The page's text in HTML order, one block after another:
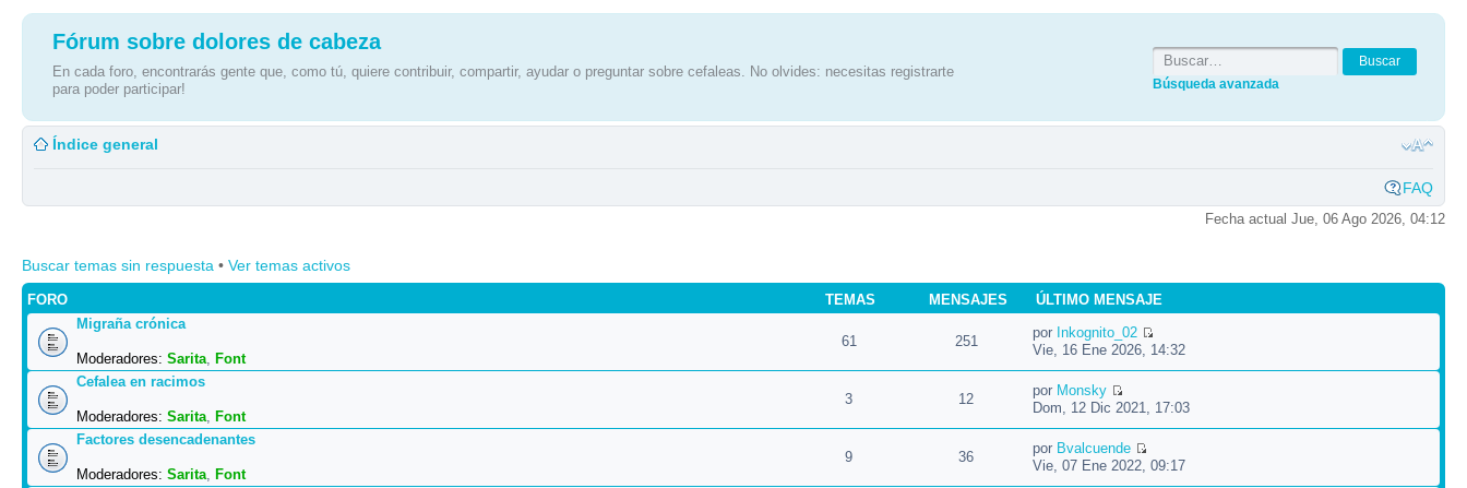
Fórum sobre dolores de cabeza
En cada foro, encontrarás gente que, como tú, quiere contribuir, compartir, ayudar o preguntar sobre cefaleas. No olvides: necesitas registrarte
para poder participar!
Búsqueda avanzada
Índice general
FAQ
Fecha actual Jue, 06 Ago 2026, 04:12
Buscar temas sin respuesta • Ver temas activos
FORO TEMAS MENSAJES
ÚLTIMO MENSAJE
Migraña crónica
Moderadores: Sarita, Font
61 251
por Inkognito_02
Vie, 16 Ene 2026, 14:32
Cefalea en racimos
Moderadores: Sarita, Font
3 12
por Monsky
Dom, 12 Dic 2021, 17:03
Factores desencadenantes
Moderadores: Sarita, Font
9 36
por Bvalcuende
Vie, 07 Ene 2022, 09:17